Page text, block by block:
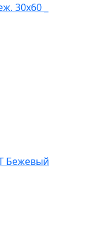
30x60 _
Бежевый